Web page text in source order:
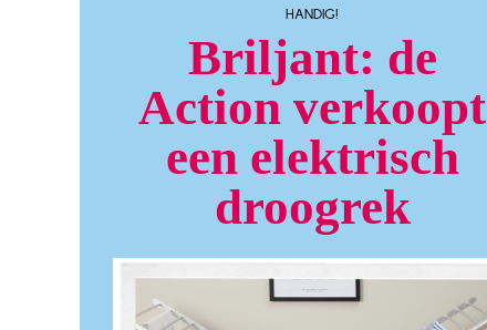
HANDIG!
Briljant: de
Action verkoopt
een elektrisch
droogrek